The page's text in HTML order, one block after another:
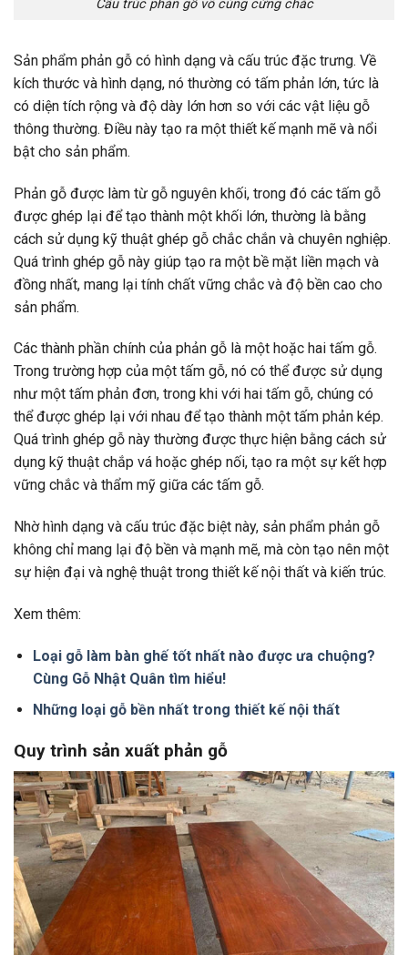
Cấu trúc phản gỗ vô cùng cứng chắc
Sản phẩm phản gỗ có hình dạng và cấu trúc đặc trưng. Về
kích thước và hình dạng, nó thường có tấm phản lớn, tức là
có diện tích rộng và độ dày lớn hơn so với các vật liệu gỗ
thông thường. Điều này tạo ra một thiết kế mạnh mẽ và nổi
bật cho sản phẩm.
Phản gỗ được làm từ gỗ nguyên khối, trong đó các tấm gỗ
được ghép lại để tạo thành một khối lớn, thường là bằng
cách sử dụng kỹ thuật ghép gỗ chắc chắn và chuyên nghiệp.
Quá trình ghép gỗ này giúp tạo ra một bề mặt liền mạch và
đồng nhất, mang lại tính chất vững chắc và độ bền cao cho
sản phẩm.
Các thành phần chính của phản gỗ là một hoặc hai tấm gỗ.
Trong trường hợp của một tấm gỗ, nó có thể được sử dụng
như một tấm phản đơn, trong khi với hai tấm gỗ, chúng có
thể được ghép lại với nhau để tạo thành một tấm phản kép.
Quá trình ghép gỗ này thường được thực hiện bằng cách sử
dụng kỹ thuật chắp vá hoặc ghép nối, tạo ra một sự kết hợp
vững chắc và thẩm mỹ giữa các tấm gỗ.
Nhờ hình dạng và cấu trúc đặc biệt này, sản phẩm phản gỗ
không chỉ mang lại độ bền và mạnh mẽ, mà còn tạo nên một
sự hiện đại và nghệ thuật trong thiết kế nội thất và kiến trúc.
Xem thêm:
Loại gỗ làm bàn ghế tốt nhất nào được ưa chuộng?
Cùng Gỗ Nhật Quân tìm hiểu!
Những loại gỗ bền nhất trong thiết kế nội thất
Quy trình sản xuất phản gỗ